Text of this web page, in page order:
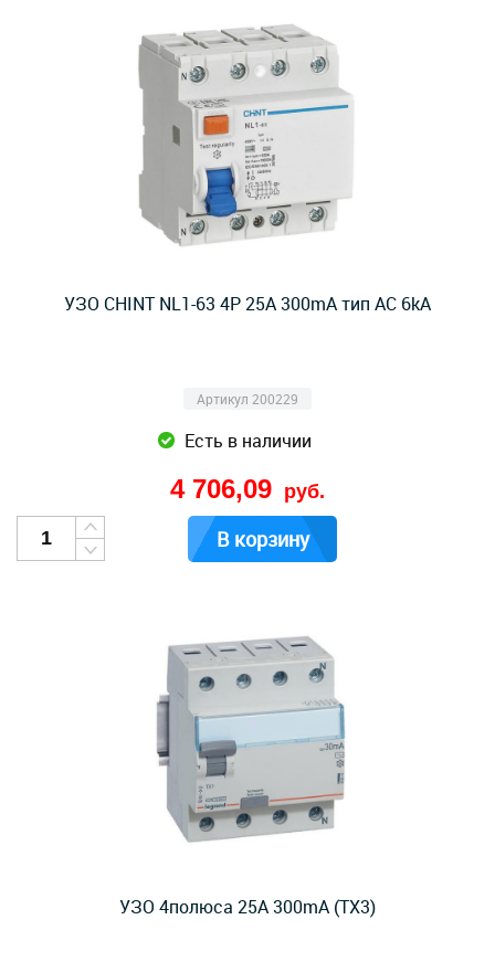
УЗО CHINT NL1-63 4P 25A 300mA тип AC 6kA
Артикул 200229
Есть в наличии
4 706,09 руб.
В корзину
УЗО 4полюса 25А 300mA (TX3)